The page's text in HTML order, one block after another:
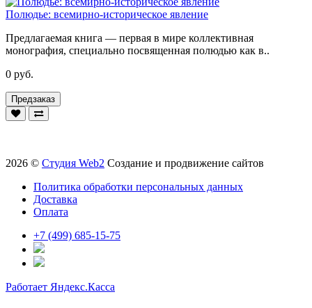
Полюдье: всемирно-историческое явление
Предлагаемая книга — первая в мире коллективная
монография, специально посвященная полюдью как в..
0 руб.
Предзаказ
2026 © Студия Web2 Создание и продвижение сайтов
Политика обработки персональных данных
Доставка
Оплата
+7 (499) 685-15-75
Работает Яндекс.Касса